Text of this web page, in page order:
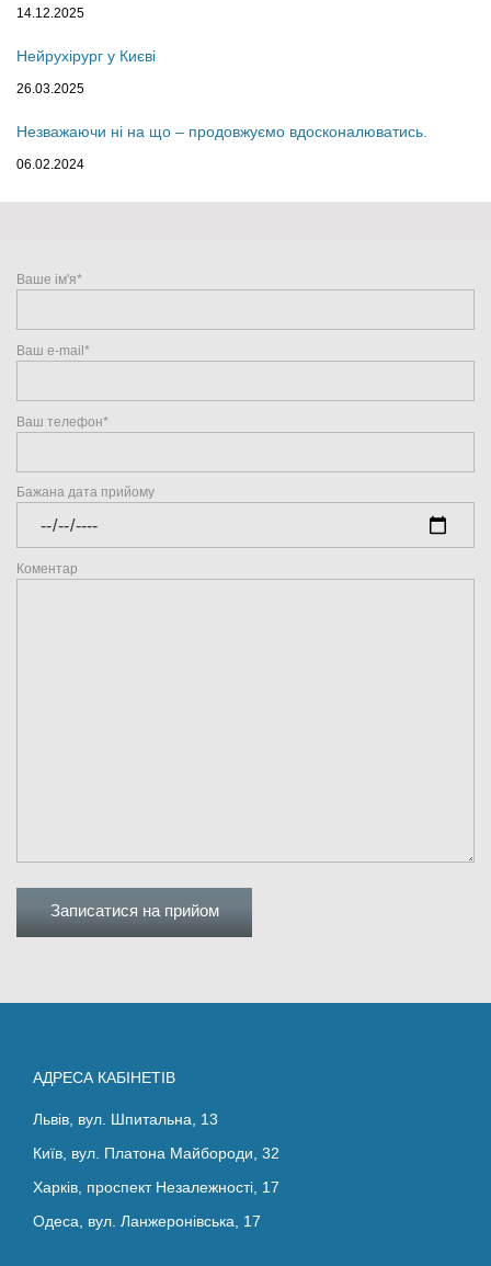
14.12.2025
Нейрухірург у Києві
26.03.2025
Незважаючи ні на що – продовжуємо вдосконалюватись.
06.02.2024
Приймальна
Ваше ім'я*
Ваш e-mail*
Ваш телефон*
Бажана дата прийому
Коментар
АДРЕСА КАБІНЕТІВ
Львів, вул. Шпитальна, 13
Київ, вул. Платона Майбороди, 32
Харків, проспект Незалежності, 17
Одеса, вул. Ланжеронівська, 17